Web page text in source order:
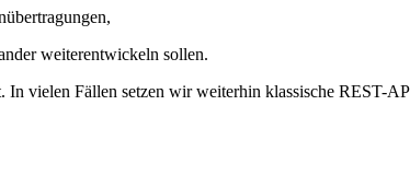
weiterentwickeln sollen.
vielen Fällen setzen wir weiterhin klassische REST-